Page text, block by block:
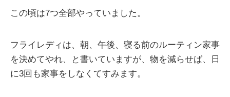
この頃は7つ全部やっていました。
フライレディは、朝、午後、寝る前のルーティン家事
を決めてやれ、と書いていますが、物を減らせば、日
に3回も家事をしなくてすみます。